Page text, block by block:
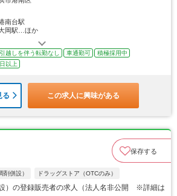
南台駅
岡駅…ほか
越しを伴う転勤なし 車通勤可
積極採用中
以上
る この求人に興味がある
保存する
剤併設） ドラッグストア（OTCのみ）
）の登録販売者の求人（法人名非公開 ※詳細は